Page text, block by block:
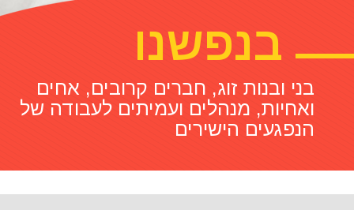
בני ובנות זוג, חברים קרובים, אחים
ואחיות, מנהלים ועמיתים לעבודה של
הנפגעים הישירים
בנפשנו